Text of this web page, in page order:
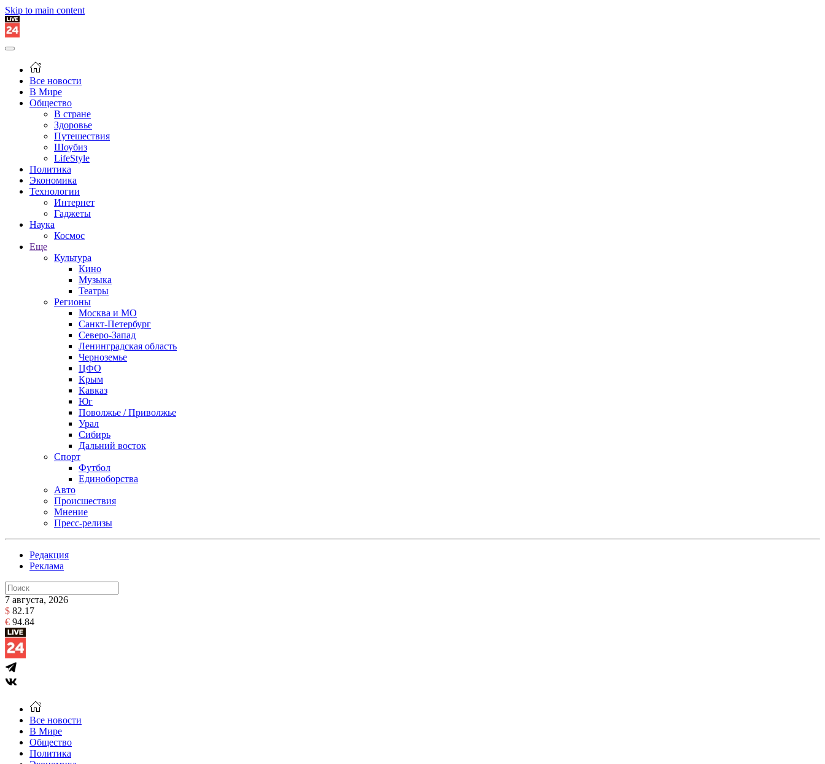
Skip to main content
Все новости
В Мире
Общество
В стране
Здоровье
Путешествия
Шоубиз
LifeStyle
Политика
Экономика
Технологии
Интернет
Гаджеты
Наука
Космос
Еще
Культура
Кино
Музыка
Театры
Регионы
Москва и МО
Санкт-Петербург
Северо-Запад
Ленинградская область
Черноземье
ЦФО
Крым
Кавказ
Юг
Поволжье / Приволжье
Урал
Сибирь
Дальний восток
Спорт
Футбол
Единоборства
Авто
Происшествия
Мнение
Пресс-релизы
Редакция
Реклама
7 августа, 2026
$ 82.17
€ 94.84
Все новости
В Мире
Общество
Политика